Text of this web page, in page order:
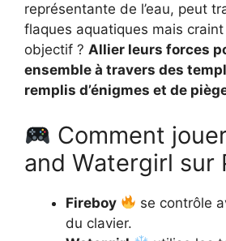
représentante de l’eau, peut
flaques aquatiques mais
objectif ? Allier leurs forces
ensemble à travers des
remplis d’énigmes et de
Comment
and Watergirl sur
Fireboy
se contrôle
du clavier.